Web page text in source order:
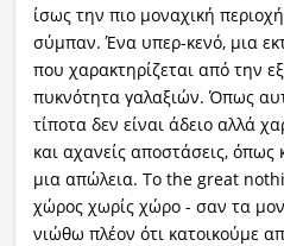
ίσως την πιο μοναχική
σύμπαν. Ένα υπερ-κενό, μια
που χαρακτηρίζεται από την
πυκνότητα γαλαξιών. Όπως
τίποτα δεν είναι άδειο αλλά
και αχανείς αποστάσεις,
μια απώλεια. Το the great
χώρος χωρίς χώρο - σαν τα
νιώθω πλέον ότι κατοικούμε